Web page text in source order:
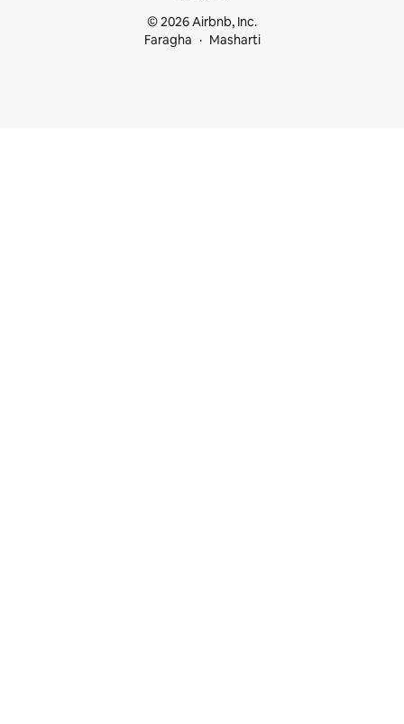
© 2026 Airbnb, Inc.
Faragha
Masharti